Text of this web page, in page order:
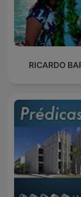
RICARDO